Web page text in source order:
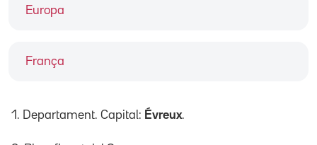
Europa
França
1. Departament. Capital: Évreux.